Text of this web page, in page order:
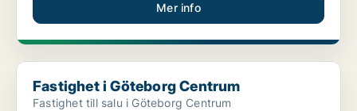
Mer info
Fastighet i Göteborg Centrum
Fastighet i Göteborg Centrum
Fastighet till salu i Göteborg Centrum